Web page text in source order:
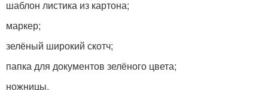
шаблон листика из картона;
маркер;
зелёный широкий скотч;
папка для документов зелёного цвета;
ножницы.